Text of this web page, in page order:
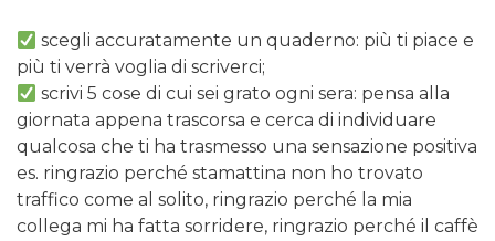
scegli accuratamente un quaderno: più ti piace e
più ti verrà voglia di scriverci;
scrivi 5 cose di cui sei grato ogni sera: pensa alla
giornata appena trascorsa e cerca di individuare
qualcosa che ti ha trasmesso una sensazione positiva
es. ringrazio perché stamattina non ho trovato
traffico come al solito, ringrazio perché la mia
collega mi ha fatta sorridere, ringrazio perché il caffè